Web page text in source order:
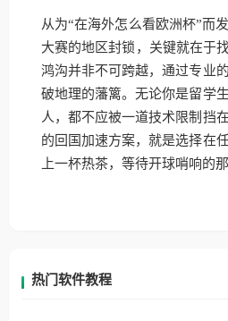
从为“在海外怎么看欧洲杯”而
大赛的地区封锁，关键就在于
鸿沟并非不可跨越，通过专业
破地理的藩篱。无论你是留学
人，都不应被一道技术限制挡
的回国加速方案，就是选择在
上一杯热茶，等待开球哨响的
热门软件教程